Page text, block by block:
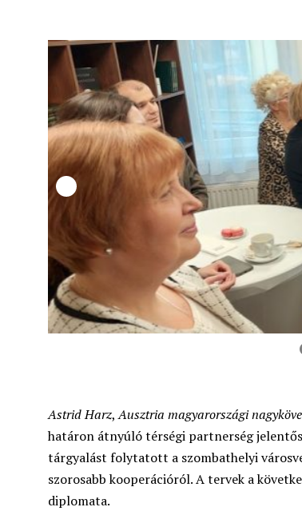
Astrid Harz,Ausztria magyarországi
határon átnyúló térségi partnerség
tárgyalást folytatott a szombathelyi
szorosabb kooperációról. A tervek a
diplomata.